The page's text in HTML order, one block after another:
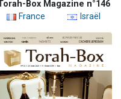
Box Magazine n°146
France
Israël